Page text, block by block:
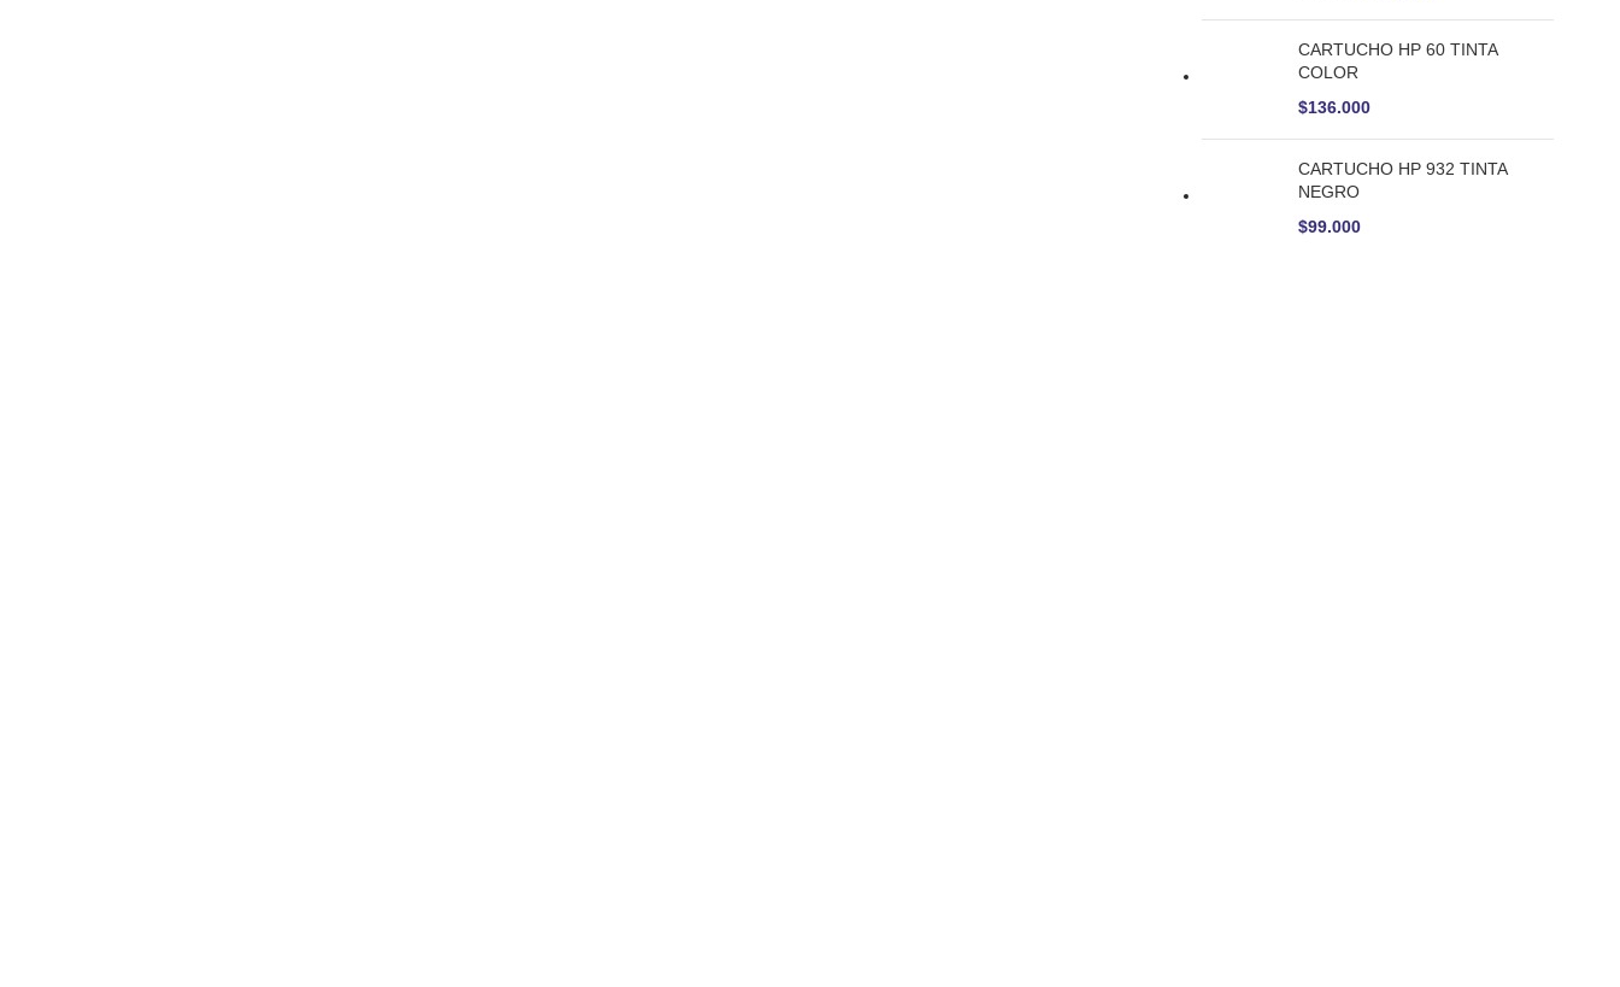
CARTUCHO HP 60 TINTA
COLOR
$136.000
CARTUCHO HP 932 TINTA
NEGRO
$99.000